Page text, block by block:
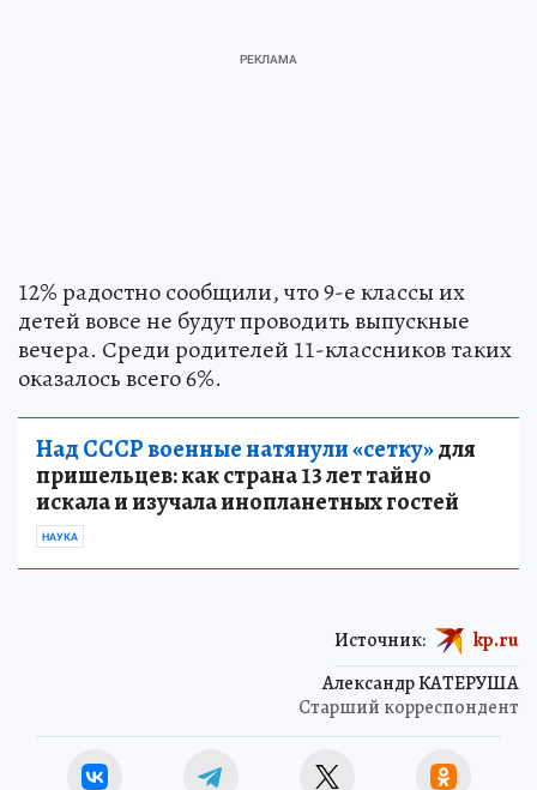
12% радостно сообщили, что 9-е классы их
детей вовсе не будут проводить выпускные
вечера. Среди родителей 11-классников таких
оказалось всего 6%.
Над СССР военные натянули «сетку»для
пришельцев: как страна 13 лет тайно
искала и изучала инопланетных гостей
НАУКА
Александр КАТЕРУША
Старший корреспондент
Источник: kp.ru